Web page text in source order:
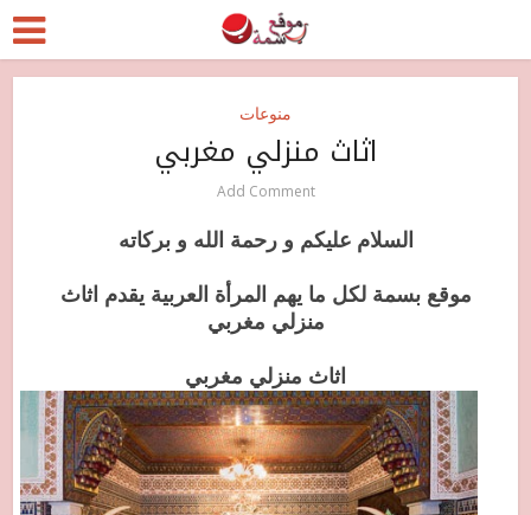
منوعات
اثاث منزلي مغربي
Add Comment
السلام عليكم و رحمة الله و بركاته
موقع بسمة لكل ما يهم المرأة العربية يقدم اثاث
منزلي مغربي
اثاث منزلي مغربي